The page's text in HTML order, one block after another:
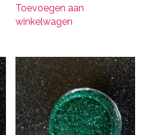
Toevoegen aan
winkelwagen